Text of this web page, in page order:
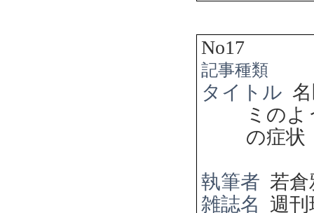
No17
記事種類
タイトル
ミの
の症状
執筆者 若倉
雑誌名
週刊